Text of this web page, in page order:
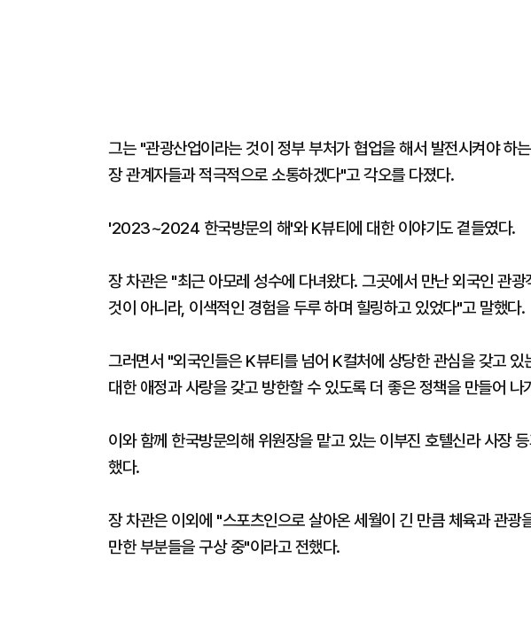
그는 "관광산업이라는 것이 정부 부처가 협업을 해서 발전시켜야 하
장 관계자들과 적극적으로 소통하겠다"고 각오를 다졌다.
'2023~2024 한국방문의 해'와 K뷰티에 대한 이야기도 곁들였다.
장 차관은 "최근 아모레 성수에 다녀왔다. 그곳에서 만난 외국인 관
것이 아니라, 이색적인 경험을 두루 하며 힐링하고 있었다"고 말했다.
그러면서 "외국인들은 K뷰티를 넘어 K컬처에 상당한 관심을 갖고 있
대한 애정과 사랑을 갖고 방한할 수 있도록 더 좋은 정책을 만들어 나
이와 함께 한국방문의해 위원장을 맡고 있는 이부진 호텔신라 사장
했다.
장 차관은 이외에 "스포츠인으로 살아온 세월이 긴 만큼 체육과 관광
만한 부분들을 구상 중"이라고 전했다.